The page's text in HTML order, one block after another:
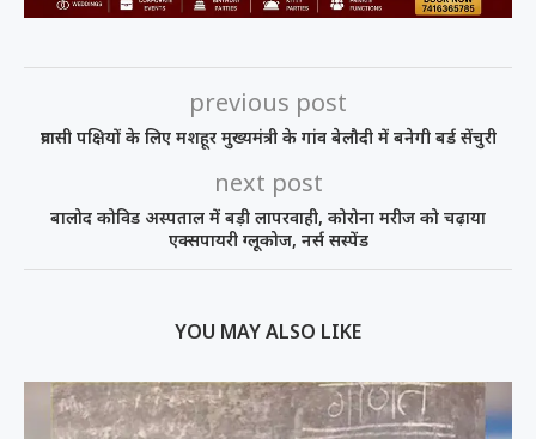
previous post
प्रवासी पक्षियों के लिए मशहूर मुख्यमंत्री के गांव बेलौदी में बनेगी बर्ड सेंचुरी
next post
बालोद कोविड अस्पताल में बड़ी लापरवाही, कोरोना मरीज को चढ़ाया
एक्सपायरी ग्लूकोज, नर्स सस्पेंड
YOU MAY ALSO LIKE